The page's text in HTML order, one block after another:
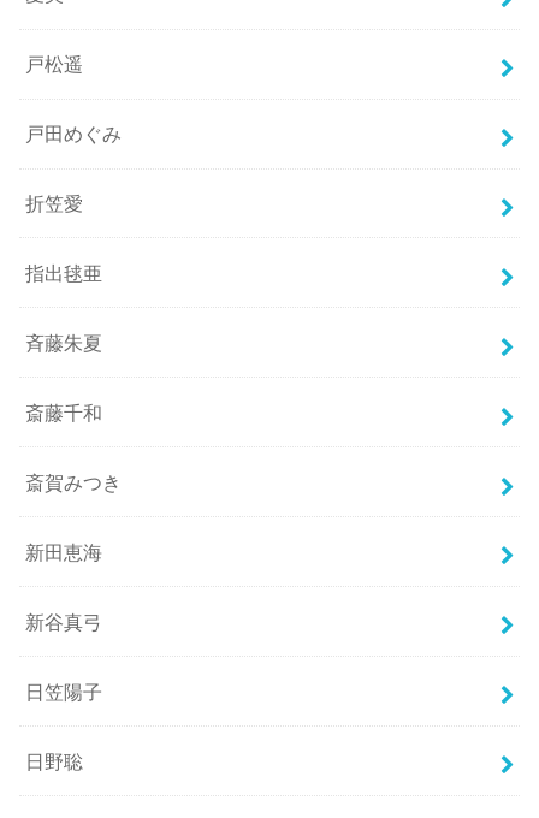
戸松遥
戸田めぐみ
折笠愛
指出毬亜
斉藤朱夏
斎藤千和
斎賀みつき
新田恵海
新谷真弓
日笠陽子
日野聡